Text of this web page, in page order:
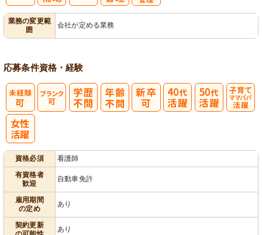
業務の変更範
囲
会社が定める業務
応募条件資格・経験
資格必須
看護師
有資格者
歓迎
自動車免許
雇用期間
の定め
あり
契約更新
あり